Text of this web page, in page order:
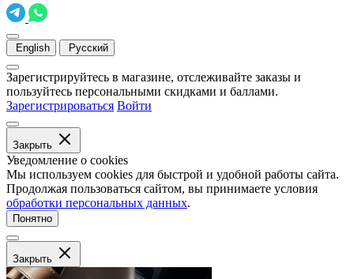
English Русский
Зарегистрируйтесь в магазине, отслеживайте заказы и
пользуйтесь персональными скидками и баллами.
Зарегистрироваться Войти
Закрыть
Уведомление о cookies
Мы используем cookies для быстрой и удобной работы сайта.
Продолжая пользоваться сайтом, вы принимаете условия
обработки персональных данных.
Понятно
Закрыть